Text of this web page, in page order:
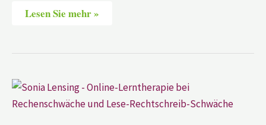
Lesen Sie mehr »
Sonia
Lensing
–